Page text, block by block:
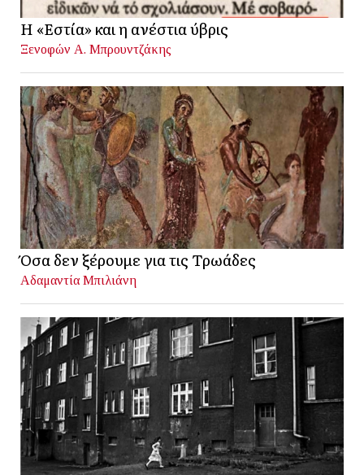
Η «Εστία» και η ανέστια ύβρις
Ξενοφών Α. Μπρουντζάκης
Όσα δεν ξέρουμε για τις Τρωάδες
Αδαμαντία Μπιλιάνη